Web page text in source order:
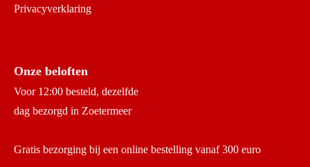
Privacyverklaring
Onze beloften
Voor 12:00 besteld, dezelfde
dag bezorgd in Zoetermeer
Gratis bezorging bij een online bestelling vanaf 300 euro